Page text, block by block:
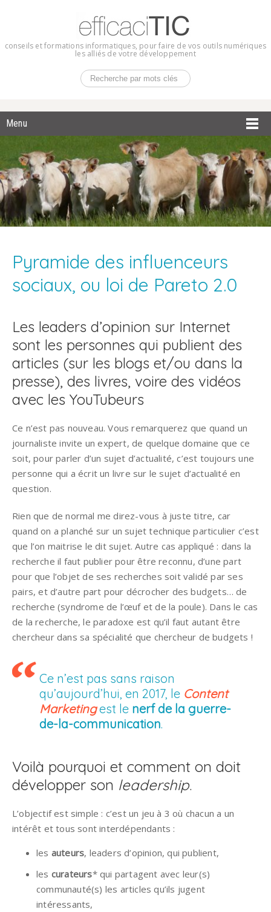
conseils et formations informatiques, pour faire de vos outils numériques
les alliés de votre développement
Menu
Pyramide des influenceurs
sociaux, ou loi de Pareto 2.0
Les leaders d’opinion sur Internet
sont les personnes qui publient des
articles (sur les blogs et/ou dans la
presse), des livres, voire des vidéos
avec les YouTubeurs
Ce n’est pas nouveau. Vous remarquerez que quand un
journaliste invite un expert, de quelque domaine que ce
soit, pour parler d’un sujet d’actualité, c’est toujours une
personne qui a écrit un livre sur le sujet d’actualité en
question.
Rien que de normal me direz-vous à juste titre, car
quand on a planché sur un sujet technique particulier c’est
que l’on maitrise le dit sujet. Autre cas appliqué : dans la
recherche il faut publier pour être reconnu, d’une part
pour que l’objet de ses recherches soit validé par ses
pairs, et d’autre part pour décrocher des budgets… de
recherche (syndrome de l’œuf et de la poule). Dans le cas
de la recherche, le paradoxe est qu’il faut autant être
chercheur dans sa spécialité que chercheur de budgets !
Ce n’est pas sans raison
qu’aujourd’hui, en 2017, le Content
Marketingest le nerf de la guerre-
de-la-communication.
Voilà pourquoi et comment on doit
développer son leadership.
L’objectif est simple : c’est un jeu à 3 où chacun a un
intérêt et tous sont interdépendants :
les auteurs, leaders d’opinion, qui publient,
les curateurs* qui partagent avec leur(s)
communauté(s) les articles qu’ils jugent
intéressants,